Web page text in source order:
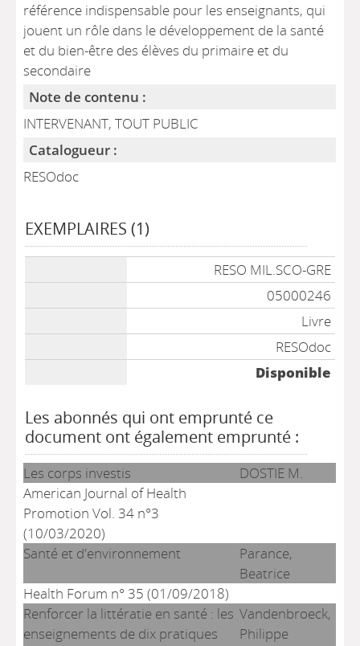
référence indispensable pour les enseignants, qui
jouent un rôle dans le développement de la santé
et du bien-être des élèves du primaire et du
secondaire
Note de contenu :
INTERVENANT, TOUT PUBLIC
Catalogueur :
RESOdoc
EXEMPLAIRES (1)
RESO MIL.SCO-GRE
05000246
Livre
RESOdoc
Disponible
Les abonnés qui ont emprunté ce
document ont également emprunté :
Les corps investis
DOSTIE M.
American Journal of Health
Promotion Vol. 34 n°3
(10/03/2020)
Santé et d'environnement
Parance,
Beatrice
Health Forum n° 35 (01/09/2018)
Renforcer la littératie en santé : les
enseignements de dix pratiques
Vandenbroeck,
Philippe